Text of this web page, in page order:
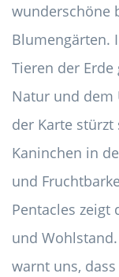
wunderschöne
Blumengärten.
Tieren der
Natur und dem
der Karte
Kaninchen in
und
Pentacles zeigt
und
warnt uns,